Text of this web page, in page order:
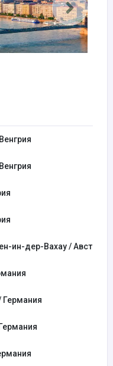
ин-дер-Вахау / Австрия
Германия